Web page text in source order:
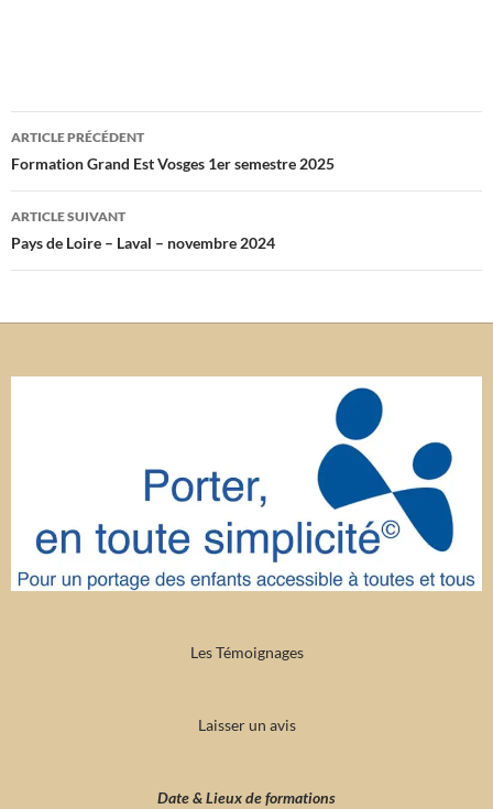
Navigation
des
articles
ARTICLE PRÉCÉDENT
Formation Grand Est Vosges 1er semestre 2025
ARTICLE SUIVANT
Pays de Loire – Laval – novembre 2024
Les Témoignages
Laisser un avis
Date & Lieux de formations